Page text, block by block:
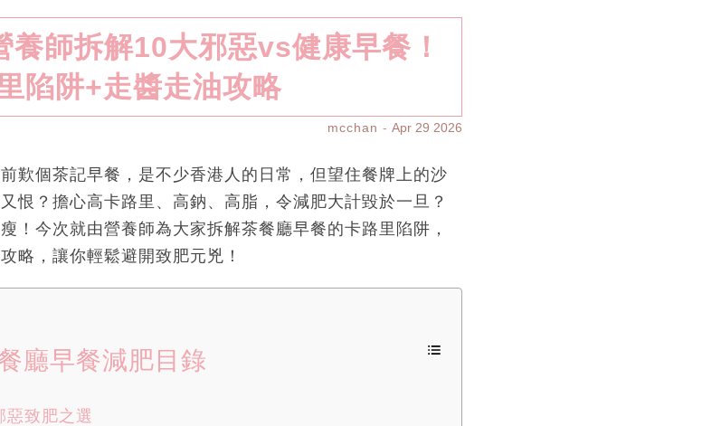
養師拆解10大邪惡vs健康早餐！
陷阱+走醬走油攻略
mcchan Apr 29 2026
歎個茶記早餐，是不少香港人的日常，但望住餐牌上的沙
恨？擔心高卡路里、高鈉、高脂，令減肥大計毀於一旦？
！今次就由營養師為大家拆解茶餐廳早餐的卡路里陷阱，
略，讓你輕鬆避開致肥元兇！
廳早餐減肥目錄
惡致肥之選